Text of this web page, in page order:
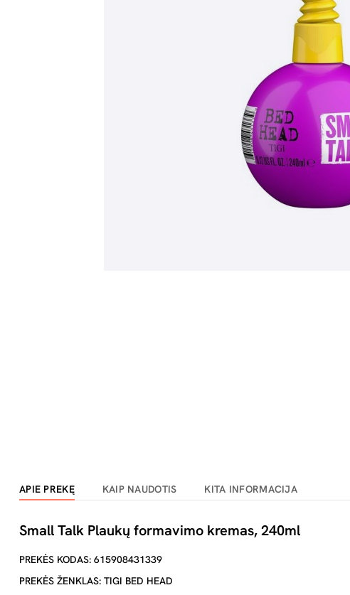
APIE PREKĘ KAIP NAUDOTIS KITA INFORMACIJA
Small Talk Plaukų formavimo kremas, 240ml
PREKĖS KODAS: 615908431339
PREKĖS ŽENKLAS: TIGI BED HEAD